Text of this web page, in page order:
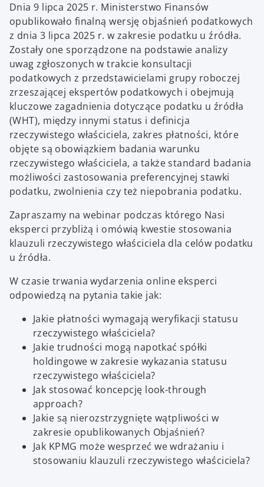
Dnia 9 lipca 2025 r. Ministerstwo Finansów
opublikowało finalną wersję objaśnień podatkowych
z dnia 3 lipca 2025 r. w zakresie podatku u źródła.
Zostały one sporządzone na podstawie analizy
uwag zgłoszonych w trakcie konsultacji
podatkowych z przedstawicielami grupy roboczej
zrzeszającej ekspertów podatkowych i obejmują
kluczowe zagadnienia dotyczące podatku u źródła
(WHT), między innymi status i definicja
rzeczywistego właściciela, zakres płatności, które
objęte są obowiązkiem badania warunku
rzeczywistego właściciela, a także standard badania
możliwości zastosowania preferencyjnej stawki
podatku, zwolnienia czy też niepobrania podatku.
Zapraszamy na webinar podczas którego Nasi
eksperci przybliżą i omówią kwestie stosowania
klauzuli rzeczywistego właściciela dla celów podatku
u źródła.
W czasie trwania wydarzenia online eksperci
odpowiedzą na pytania takie jak:
Jakie płatności wymagają weryfikacji statusu
rzeczywistego właściciela?
Jakie trudności mogą napotkać spółki
holdingowe w zakresie wykazania statusu
rzeczywistego właściciela?
Jak stosować koncepcję look-through
approach?
Jakie są nierozstrzygnięte wątpliwości w
zakresie opublikowanych Objaśnień?
Jak KPMG może wesprzeć we wdrażaniu i
stosowaniu klauzuli rzeczywistego właściciela?